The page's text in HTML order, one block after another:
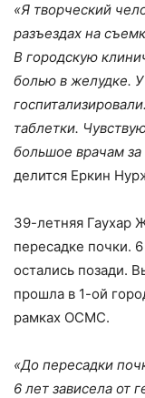
«Я творческий
разъездах на
В городскую
болью в желудке.
таблетки.
большое врачам
делится Еркин
39-летняя Гаухар
пересадке почки.
остались позади.
прошла в 1-ой
рамках ОСМС.
«До пересадки
6 лет зависела от